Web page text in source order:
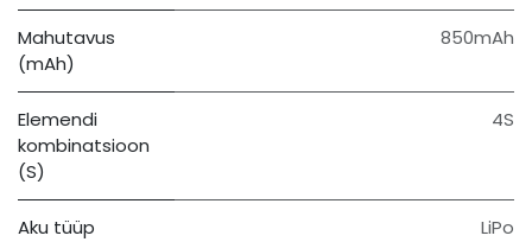
Mahutavus
(mAh)
850mAh
Elemendi
kombinatsioon
(S)
4S
Aku tüüp LiPo